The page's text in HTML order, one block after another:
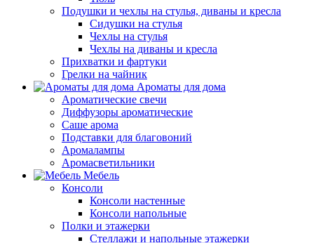
Подушки и чехлы на стулья, диваны и кресла
Сидушки на стулья
Чехлы на стулья
Чехлы на диваны и кресла
Прихватки и фартуки
Грелки на чайник
Ароматы для дома
Ароматические свечи
Диффузоры ароматические
Саше арома
Подставки для благовоний
Аромалампы
Аромасветильники
Мебель
Консоли
Консоли настенные
Консоли напольные
Полки и этажерки
Стеллажи и напольные этажерки